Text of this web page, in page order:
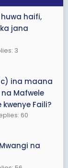
haifi,
jana
3
ina maana
Mafwele
Faili?
60
na